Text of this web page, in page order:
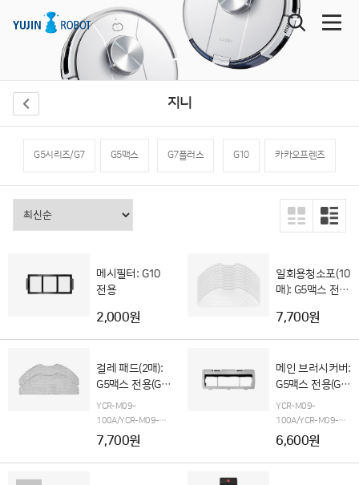
지니
G5시리즈/G7 G5맥스 G7플러스 G10 카카오프렌즈
메시필터: G10
전용
2,000원
일회용청소포(10
매): G5맥스 전용
7,700원
걸레 패드(2매):
G5맥스 전용(G5
호환불가)
YCR-M09-
100A/YCR-M09-
110A 전용G5맥스 오
토엠티 스테이션(단품
포함)
7,700원
메인 브러시커버:
G5맥스 전용(G5
호환불가)
YCR-M09-
100A/YCR-M09-
110A 전용G5맥스 오
토엠티 스테이션(단품
포함)
6,600원